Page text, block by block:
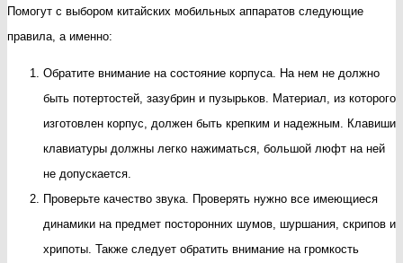
Помогут с выбором китайских мобильных аппаратов следующие
правила, а именно:
Обратите внимание на состояние корпуса. На нем не должно
быть потертостей, зазубрин и пузырьков. Материал, из которого
изготовлен корпус, должен быть крепким и надежным. Клавиши
клавиатуры должны легко нажиматься, большой люфт на ней
не допускается.
Проверьте качество звука. Проверять нужно все имеющиеся
динамики на предмет посторонних шумов, шуршания, скрипов и
хрипоты. Также следует обратить внимание на громкость